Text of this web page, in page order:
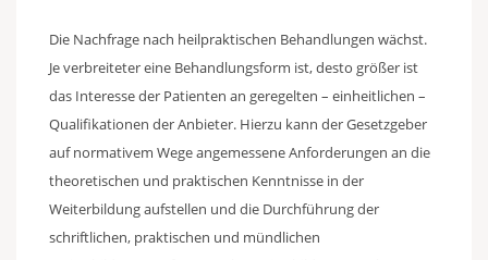
Die Nachfrage nach heilpraktischen Behandlungen wächst.
Je verbreiteter eine Behandlungsform ist, desto größer ist
das Interesse der Patienten an geregelten – einheitlichen –
Qualifikationen der Anbieter. Hierzu kann der Gesetzgeber
auf normativem Wege angemessene Anforderungen an die
theoretischen und praktischen Kenntnisse in der
Weiterbildung aufstellen und die Durchführung der
schriftlichen, praktischen und mündlichen